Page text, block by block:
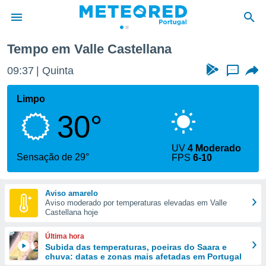
da
foi
fornecidas
a este
das
e
forma
digital
Tempo em Valle Castellana
09:37 Quinta ...
Limpo
30°
Sensação de 29°
UV4 Moderado
FPS6-10
Aviso amarelo
Aviso moderado por temperaturas elevadas em Valle
Castellana hoje
Última hora
Subida das temperaturas, poeiras do Saara e
chuva: datas e zonas mais afetadas em Portugal